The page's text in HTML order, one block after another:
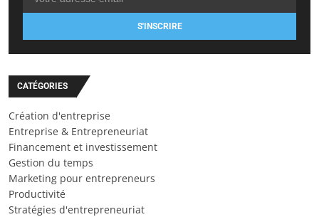
S'INSCRIRE
CATÉGORIES
Création d'entreprise
Entreprise & Entrepreneuriat
Financement et investissement
Gestion du temps
Marketing pour entrepreneurs
Productivité
Stratégies d'entrepreneuriat